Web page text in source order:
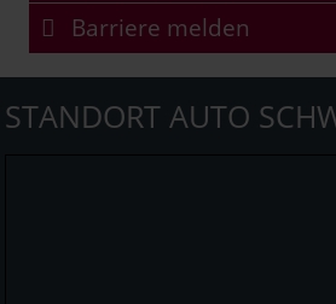
Barriere melden
STANDORT AUTO